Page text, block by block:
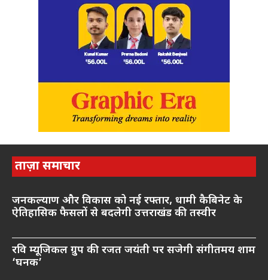
ताज़ा समाचार
जनकल्याण और विकास को नई रफ्तार, धामी कैबिनेट के
ऐतिहासिक फैसलों से बदलेगी उत्तराखंड की तस्वीर
रवि म्यूजिकल ग्रुप की रजत जयंती पर सजेगी संगीतमय शाम
‘घनक’